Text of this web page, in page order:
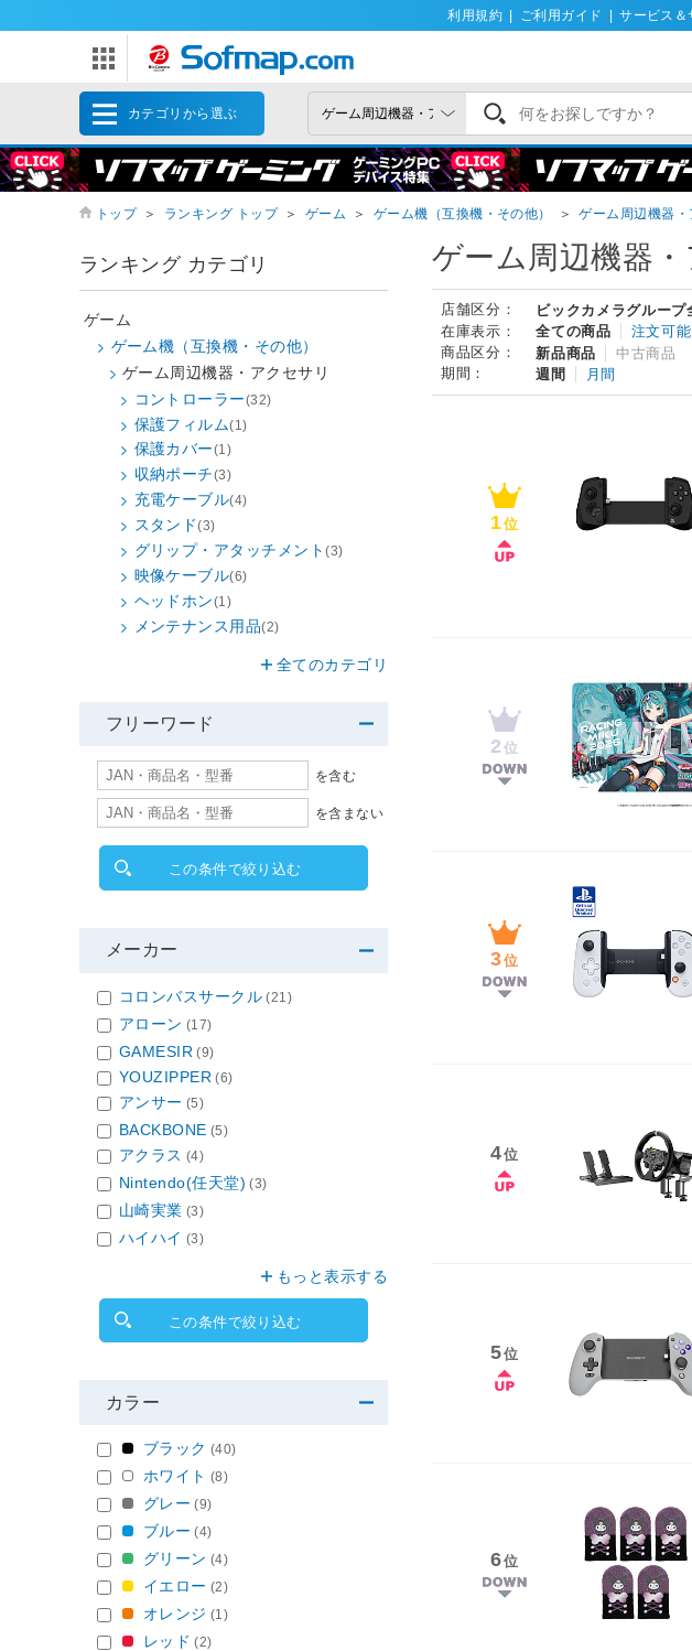
利用規約 ご利用ガイド サービス＆
カテゴリから選ぶ
トップ ＞ ランキング トップ ＞ ゲーム ＞ ゲーム機（互換機・その他） ＞ ゲーム周辺機器
ゲーム周辺機器
店舗区分： ビックカメラグループ
在庫表示：
全ての商品 注文可
商品区分：
新品商品
中古商品
期間：
週間 月間
1位
2 位
3位
4位
5位
6位
ランキング カテゴリ
ゲーム
ゲーム機（互換機・その他）
ゲーム周辺機器・アクセサリ
コントローラー(32)
保護フィルム(1)
保護カバー(1)
収納ポーチ(3)
充電ケーブル(4)
スタンド(3)
グリップ・アタッチメント(3)
映像ケーブル(6)
ヘッドホン(1)
メンテナンス用品(2)
全てのカテゴリ
フリーワード
を含む
を含まない
この条件で絞り込む
メーカー
コロンバスサークル (21)
アローン (17)
GAMESIR (9)
YOUZIPPER (6)
アンサー (5)
BACKBONE (5)
アクラス (4)
Nintendo(任天堂) (3)
山崎実業 (3)
ハイハイ (3)
もっと表示する
この条件で絞り込む
カラー
ブラック (40)
ホワイト (8)
グレー (9)
ブルー (4)
グリーン (4)
イエロー (2)
オレンジ (1)
レッド (2)